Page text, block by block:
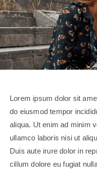
Lorem ipsum dolor sit
do eiusmod tempor
aliqua. Ut enim ad minim
ullamco laboris nisi ut
Duis aute irure dolor in
cillum dolore eu fugiat